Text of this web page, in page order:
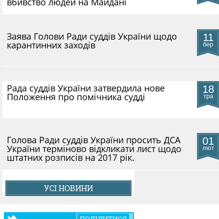
НОРМАТИВИ НАВАНТАЖЕННЯ 11
бер
​Заява Голови Ради суддів України щодо
карантинних заходів
18
тра
Рада суддів України затвердила нове
Положення про помічника судді
01
лют
Голова Ради суддів України просить ДСА
України терміново відкликати лист щодо
штатних розписів на 2017 рік.
УСІ НОВИНИ